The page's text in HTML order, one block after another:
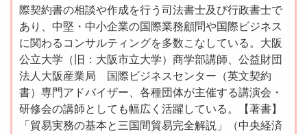
際契約書の相談や作成を行う司法書士及び行政書士で
あり、中堅・中小企業の国際業務顧問や国際ビジネス
に関わるコンサルティングを多数こなしている。大阪
公立大学（旧：大阪市立大学）商学部講師、公益財団
法人大阪産業局 国際ビジネスセンター（英文契約
書）専門アドバイザー、各種団体が主催する講演会・
研修会の講師としても幅広く活躍している。【著書】
「貿易実務の基本と三国間貿易完全解説」（中央経済